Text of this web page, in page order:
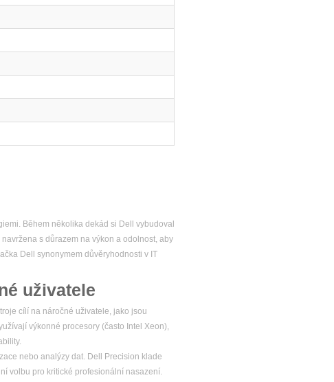
Během několika dekád si Dell vybudoval
s důrazem na výkon a odolnost, aby
Dell synonymem důvěryhodnosti v IT
uživatele
cílí na náročné uživatele, jako jsou
výkonné procesory (často Intel Xeon),
nebo analýzy dat. Dell Precision klade
volbu pro kritické profesionální nasazení.